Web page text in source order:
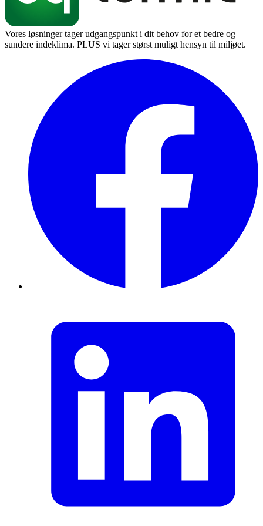
Vores løsninger tager udgangspunkt i dit behov for et bedre og
sundere indeklima. PLUS vi tager størst muligt hensyn til miljøet.